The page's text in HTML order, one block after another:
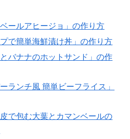
ールアヒージョ」の作り方
で簡単海鮮漬け丼」の作り方
バナナのホットサンド」の作
ランチ風 簡単ビーフライス」
で包む大葉とカマンベールの